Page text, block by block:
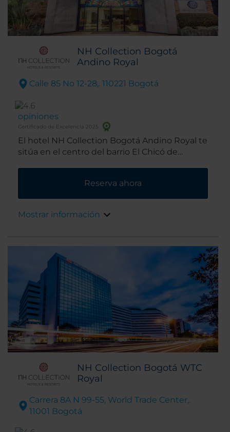
NH Collection Bogotá
Andino Royal
Calle 85 No 12-28,. 110221 Bogotá
opiniones
Certificado de Excelencia 2025
El hotel NH Collection Bogotá Andino Royal te
sitúa en el centro del barrio El Chicó de
cuenta con una fachada limpia y moderna y
un interior con un confortable ambiente
principales centros comerciales y de muchos
Reserva ahora
Mostrar información
NH Collection Bogotá WTC
Royal
Carrera 8A N 99-55, World Trade Center,.
11001 Bogotá